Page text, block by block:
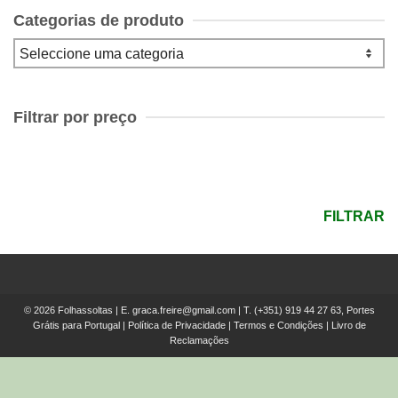
Categorias de produto
Filtrar por preço
FILTRAR
© 2026 Folhassoltas | E. graca.freire@gmail.com| T. (+351) 919 44 27 63, Portes
Grátis para Portugal
Política de Privacidade| Termos e Condições
Livro de
Reclamações